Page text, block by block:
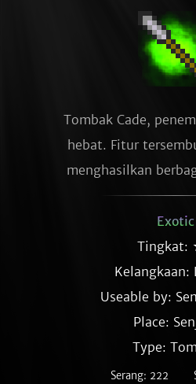
Tombak Cade,
hebat. Fitur
menghasilkan
Exotic
Tingkat:
Kelangkaan:
Useable by:
Place:
Type:
Serang: 222